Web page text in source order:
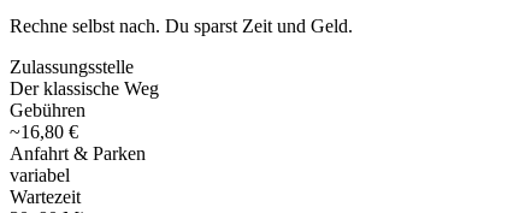
Rechne selbst nach. Du sparst Zeit und Geld.
Zulassungsstelle
Der klassische Weg
Gebühren
~16,80 €
Anfahrt & Parken
variabel
Wartezeit